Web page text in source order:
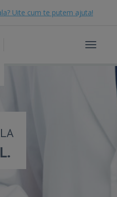
Uite cum te putem ajuta!
Toggle